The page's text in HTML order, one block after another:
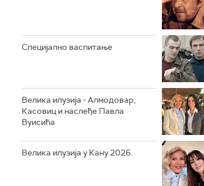
Специјално васпитање
Велика илузија - Алмодовар,
Касовиц и наслеђе Павла
Вуисића
Велика илузија у Кану 2026.